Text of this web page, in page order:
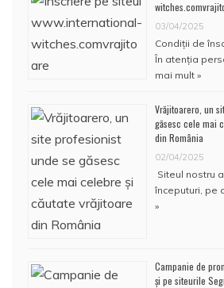
03/04/2025
Condiţii de
În atenţia
mai mult »
Vrăjitoarero, un
găsesc cele mai
din România
02/04/2025
Siteul nostru
începuturi, pe
»
Campanie de
și pe siteurile